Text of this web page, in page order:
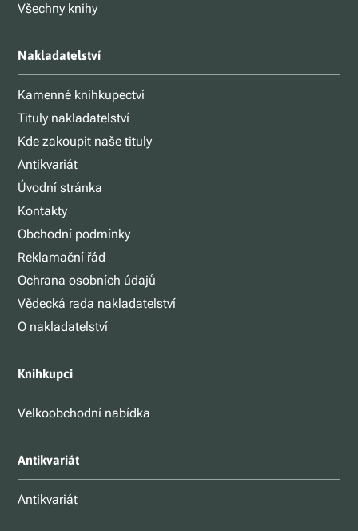
Všechny knihy
Nakladatelství
Kamenné knihkupectví
Tituly nakladatelství
Kde zakoupit naše tituly
Antikvariát
Úvodní stránka
Kontakty
Obchodní podmínky
Reklamační řád
Ochrana osobních údajů
Vědecká rada nakladatelství
O nakladatelství
Knihkupci
Velkoobchodní nabídka
Antikvariát
Antikvariát